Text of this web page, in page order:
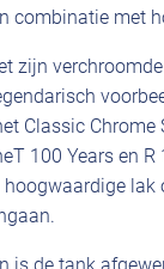
combinatie met
zijn
Classic Chrome
100 Years en R
lak